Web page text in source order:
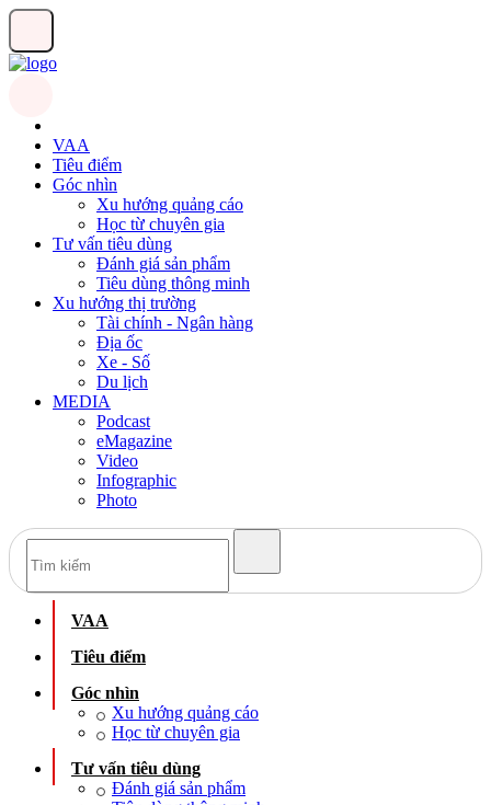
VAA
Tiêu điểm
Góc nhìn
Xu hướng quảng cáo
Học từ chuyên gia
Tư vấn tiêu dùng
Đánh giá sản phẩm
Tiêu dùng thông minh
Xu hướng thị trường
Tài chính - Ngân hàng
Địa ốc
Xe - Số
Du lịch
MEDIA
Podcast
eMagazine
Video
Infographic
Photo
VAA
Tiêu điểm
Góc nhìn
Xu hướng quảng cáo
Học từ chuyên gia
Tư vấn tiêu dùng
Đánh giá sản phẩm